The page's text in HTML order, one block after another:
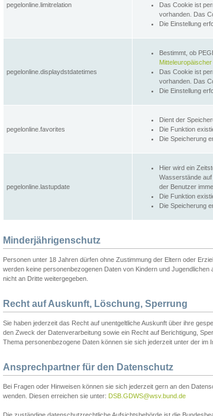
pegelonline.limitrelation
Das Cookie ist
vorhanden. Das
Die Einstellung
pegelonline.displaydstdatetimes
Bestimmt, ob
Das Cookie ist
vorhanden. Das
Die Einstellung
pegelonline.favorites
Dient der
Die Funktion
Die Speicherung
pegelonline.lastupdate
Hier wird ein
Wasserstände auf
der Benutzer
Die Funktion
Die Speicherung
Minderjährigenschutz
Personen unter 18 Jahren dürfen ohne Zustimmung der Eltern oder
werden keine personenbezogenen Daten von Kindern und
nicht an Dritte weitergegeben.
Recht auf Auskunft, Löschung, Sperrung
Sie haben jederzeit das Recht auf unentgeltliche Auskunft über ihre
den Zweck der Datenverarbeitung sowie ein Recht auf Berichtigung,
Thema personenbezogene Daten können sie sich jederzeit unter der im
Ansprechpartner für den Datenschutz
Bei Fragen oder Hinweisen können sie sich jederzeit gern an den
wenden. Diesen erreichen sie unter: DSB.GDWS@wsv.bund.de